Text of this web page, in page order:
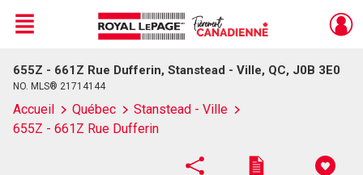
Live
En Direct
Menu
655Z - 661Z Rue Dufferin, Stanstead - Ville, QC, J0B 3E0
NO. MLS® 21714144
Accueil Québec
Stanstead - Ville
655Z - 661Z Rue Dufferin